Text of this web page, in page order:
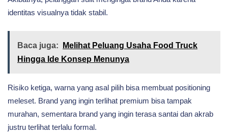
identitas visualnya tidak stabil.
Baca juga:
Melihat Peluang Usaha Food Truck
Hingga Ide Konsep Menunya
Risiko ketiga, warna yang asal pilih bisa membuat positioning
meleset. Brand yang ingin terlihat premium bisa tampak
murahan, sementara brand yang ingin terasa santai dan akrab
justru terlihat terlalu formal.